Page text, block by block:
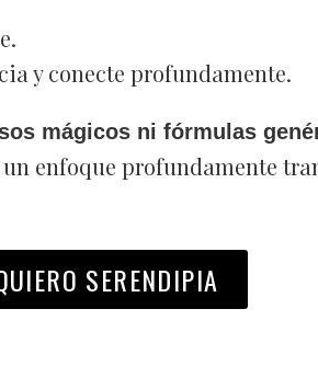
y conecte profundamente.
mágicos ni fórmulas
enfoque profundamente
SERENDIPIA